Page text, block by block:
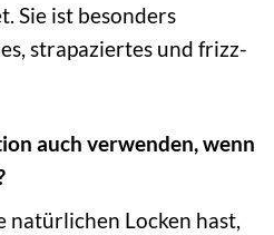
Sie ist besonders
strapaziertes und frizz-
auch verwenden, wenn
natürlichen Locken hast,